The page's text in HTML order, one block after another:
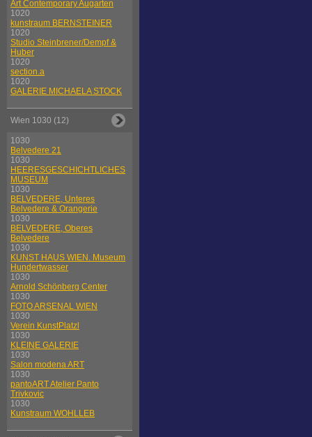
Art Contemporary Augarten
1020
kunstraum BERNSTEINER
1020
Studio Steinbrener/Dempf &
Huber
1020
section.a
1020
GALERIE MICHAELA STOCK
Wien 1030 (12)
1030
Belvedere 21
1030
HEERESGESCHICHTLICHES
MUSEUM
1030
BELVEDERE, Unteres
Belvedere & Orangerie
1030
BELVEDERE, Oberes
Belvedere
1030
KUNST HAUS WIEN. Museum
Hundertwasser
1030
Arnold Schönberg Center
1030
FOTO ARSENAL WIEN
1030
Verein KunstPlatzl
1030
KLEINE GALERIE
1030
Salon modena ART
1030
pantoART Atelier Panto
Trivkovic
1030
Kunstraum WOHLLEB